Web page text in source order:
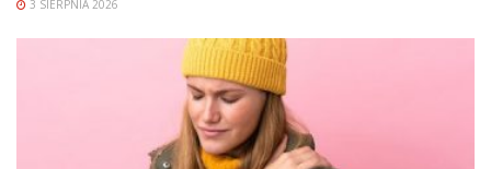
3 SIERPNIA 2026